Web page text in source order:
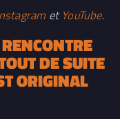
et YouTube.
DE SUITE
ORIGINAL